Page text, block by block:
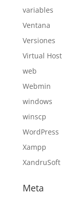
variables
Ventana
Versiones
Virtual Host
web
Webmin
windows
winscp
WordPress
Xampp
XandruSoft
Meta